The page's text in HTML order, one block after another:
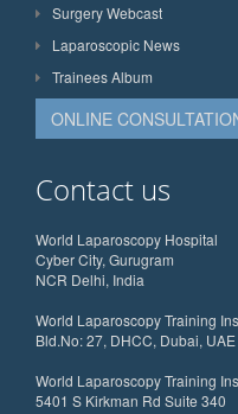
Surgery Webcast
Laparoscopic News
Trainees Album
ONLINE
Contact us
World Laparoscopy Hospital
Cyber City, Gurugram
NCR Delhi, India
World Laparoscopy Training
Bld.No: 27, DHCC, Dubai, UAE
World Laparoscopy Training
5401 S Kirkman Rd Suite 340